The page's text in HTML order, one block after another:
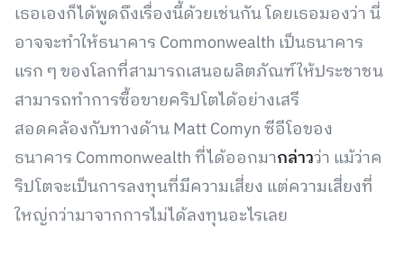
เธอเองก็ได้พูดถึงเรื่องนี้ด้วยเช่นกัน โดยเธอมองว่า นี่
อาจจะทำให้ธนาคาร Commonwealth เป็นธนาคาร
แรก ๆ ของโลกที่สามารถเสนอผลิตภัณฑ์ให้ประชาชน
สามารถทำการซื้อขายคริปโตได้อย่างเสรี
สอดคล้องกับทางด้าน Matt Comyn ซีอีโอของ
ธนาคาร Commonwealth ที่ได้ออกมากล่าวว่า แม้ว่าค
ริปโตจะเป็นการลงทุนที่มีความเสี่ยง แต่ความเสี่ยงที่
ใหญ่กว่ามาจากการไม่ได้ลงทุนอะไรเลย